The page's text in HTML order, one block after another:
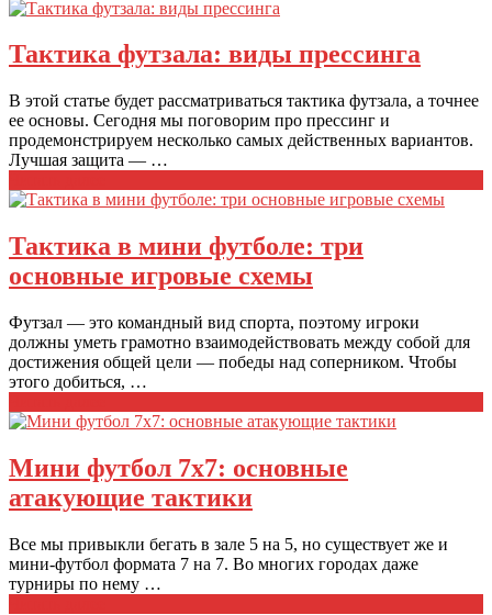
Тактика футзала: виды прессинга
В этой статье будет рассматриваться тактика футзала, а точнее
ее основы. Сегодня мы поговорим про прессинг и
продемонстрируем несколько самых действенных вариантов.
Лучшая защита — …
Тактика в мини футболе: три
основные игровые схемы
Футзал — это командный вид спорта, поэтому игроки
должны уметь грамотно взаимодействовать между собой для
достижения общей цели — победы над соперником. Чтобы
этого добиться, …
Мини футбол 7х7: основные
атакующие тактики
Все мы привыкли бегать в зале 5 на 5, но существует же и
мини-футбол формата 7 на 7. Во многих городах даже
турниры по нему …